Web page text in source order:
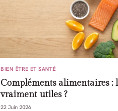
BIEN ÊTRE ET SANTÉ
Compléments alimentaires :
vraiment utiles ?
22 Juin 2026